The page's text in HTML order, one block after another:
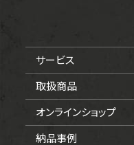
サービス
取扱商品
オンラインショップ
納品事例